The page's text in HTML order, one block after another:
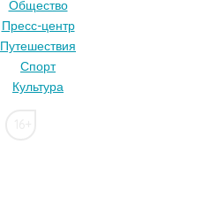
Общество
Пресс-центр
Путешествия
Спорт
Культура